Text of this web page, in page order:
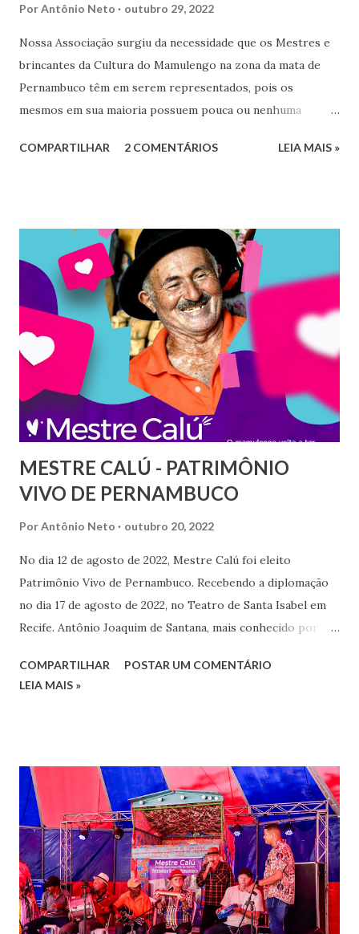
PorAntônio Neto outubro 29, 2022
Nossa Associação surgiu da necessidade que os Mestres e
brincantes da Cultura do Mamulengo na zona da mata de
Pernambuco têm em serem representados, pois os
mesmos em sua maioria possuem pouca ou nenhuma
grande desvalorização por não conseguirem participar de
Patrimônio Cultural do Brasil em 2015, mas poucas são as
ações que buscam salvaguardar a brincadeira e quem a faz.
Neste sentido, um grupo de jovens se reuniu e decidiu criar
uma associação, que tem por base o Presépio Mamulengo
Flor de Jasmim, criado em 1964 por Antônio Joaquim de
Santana, o Mestre Calú, que hoje possui o título de
Patrimônio Vivo de Pernambuco. Nos últimos anos, o
Mamulengo de Calú vem sendo administrado por esse
grupo de jovens que atuam na cena cultural como
produtores. Diversas e importantes ações...
COMPARTILHAR 2 COMENTÁRIOS LEIA MAIS »
MESTRE CALÚ - PATRIMÔNIO
VIVO DE PERNAMBUCO
PorAntônio Neto outubro 20, 2022
No dia 12 de agosto de 2022, Mestre Calú foi eleito
Patrimônio Vivo de Pernambuco. Recebendo a diplomação
no dia 17 de agosto de 2022, no Teatro de Santa Isabel em
Recife. Antônio Joaquim de Santana, mais conhecido por
Pernambuco. Nascido em 1945, no Engenho Independência,
que contribuiu e contribui fortemente para a cultura
popular nordestina. Num primeiro momento, nomeou seu
presépio de bonecos de “Presépio Mamulengo desde o
Princípio do Mundo”, que posteriormente passou a ser
chamado “Presépio Mamulengo Flor de Jasmim”. Durante
as décadas de 1960 e 1990, Calú apresentou-se em diversos
engenhos e fazendas, levando risos a trabalhadores rurais.
COMPARTILHAR
POSTAR UM COMENTÁRIO
LEIA MAIS »